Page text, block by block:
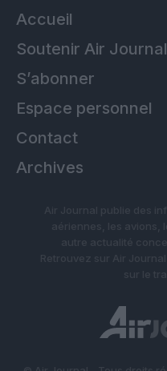
Accueil
Soutenir Air Journal
S’abonner
Espace personnel
Contact
Archives